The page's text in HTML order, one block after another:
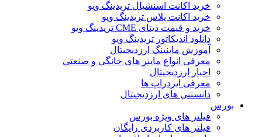
خرید اکانت اسنشیال تریدینگ ویو
خرید اکانت پلاس تریدینگ ویو
خرید و قیمت دیتای CME تریدینگ ویو
دانلود اندیکاتور تریدینگ ویو
آموزش ماینینگ ارزدیجیتال
معرفی انواع ماینر های خانگی و صنعتی
اخبار ارزدیجیتال
معرفی ایردراپ ها
دانستنی های ارزدیجیتال
بورس
فیلتر های ویژه بورس
فیلتر های کاربردی رایگان